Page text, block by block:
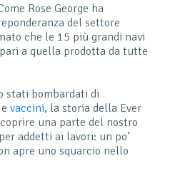
Rose George ha
del settore
che le 15 più grandi navi
a quella prodotta da tutte
stati bombardati di
evaccini, la storia della Ever
una parte del nostro
addetti ai lavori: un po’
apre uno squarcio nello